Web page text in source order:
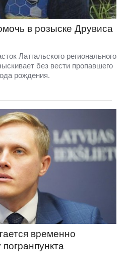
в розыске Друвиса
Латгальского регионального
без вести пропавшего
рождения.
временно